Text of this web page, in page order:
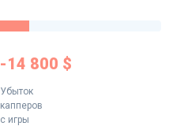
-14 800 $
Убыток
капперов
с игры